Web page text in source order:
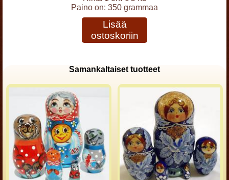
Paino on: 350 grammaa
Lisää
ostoskoriin
Samankaltaiset tuotteet